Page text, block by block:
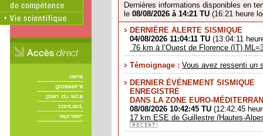
Dernières informations disponibles en
le 08/08/2026 à 14:21 TU (16:21 heure
DERNIÈRE ALERTE SISMIQUE
04/08/2026 11:04:11 TU (13:04:11
76 km à l’Ouest de Florence (IT)
Témoignage : Vous avez ressenti un
DERNIER ÉVÉNEMENT SISMIQUE
ENREGISTRÉ
DANS LA ZONE EURO-
08/08/2026 10:42:45 TU (12:42:45
17 km ESE de Guillestre (Hautes-